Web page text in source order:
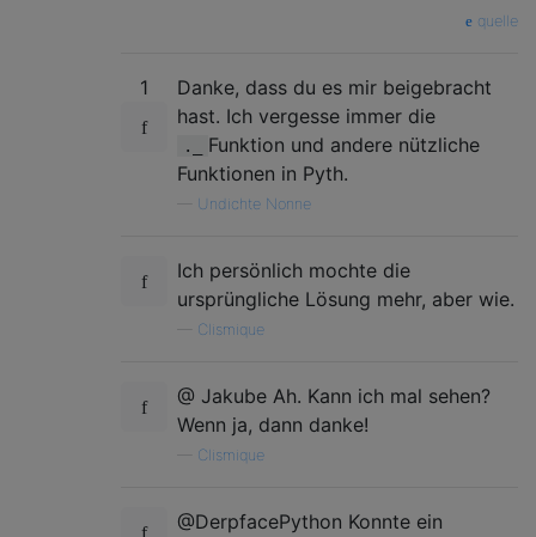
quelle
1
Danke, dass du es mir beigebracht
hast. Ich vergesse immer die
._
Funktion und andere nützliche
Funktionen in Pyth.
Undichte Nonne
Ich persönlich mochte die
ursprüngliche Lösung mehr, aber wie.
Clismique
@ Jakube Ah. Kann ich mal sehen?
Wenn ja, dann danke!
Clismique
@DerpfacePython Konnte ein